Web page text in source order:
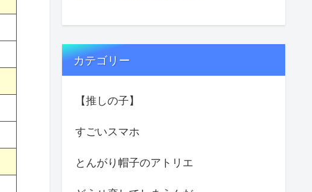
カテゴリー
【推しの子】
すごいスマホ
とんがり帽子のアトリエ